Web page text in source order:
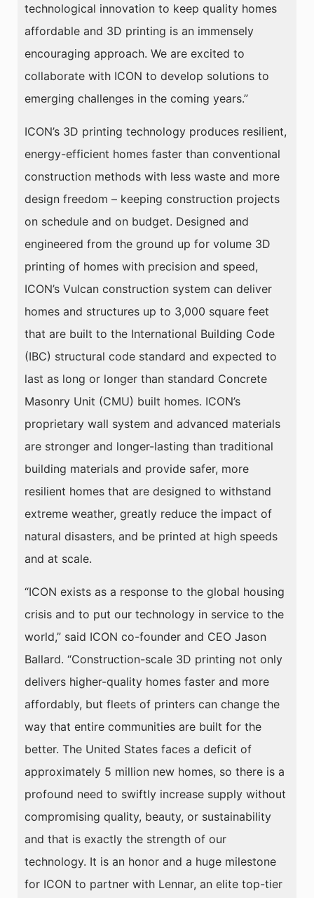
technological innovation to keep quality homes
affordable and 3D printing is an immensely
encouraging approach. We are excited to
collaborate with ICON to develop solutions to
emerging challenges in the coming years.”
ICON’s 3D printing technology produces resilient,
energy-efficient homes faster than conventional
construction methods with less waste and more
design freedom – keeping construction projects
on schedule and on budget. Designed and
engineered from the ground up for volume 3D
printing of homes with precision and speed,
ICON’s Vulcan construction system can deliver
homes and structures up to 3,000 square feet
that are built to the International Building Code
(IBC) structural code standard and expected to
last as long or longer than standard Concrete
Masonry Unit (CMU) built homes. ICON’s
proprietary wall system and advanced materials
are stronger and longer-lasting than traditional
building materials and provide safer, more
resilient homes that are designed to withstand
extreme weather, greatly reduce the impact of
natural disasters, and be printed at high speeds
and at scale.
“ICON exists as a response to the global housing
crisis and to put our technology in service to the
world,” said ICON co-founder and CEO Jason
Ballard. “Construction-scale 3D printing not only
delivers higher-quality homes faster and more
affordably, but fleets of printers can change the
way that entire communities are built for the
better. The United States faces a deficit of
approximately 5 million new homes, so there is a
profound need to swiftly increase supply without
compromising quality, beauty, or sustainability
and that is exactly the strength of our
technology. It is an honor and a huge milestone
for ICON to partner with Lennar, an elite top-tier